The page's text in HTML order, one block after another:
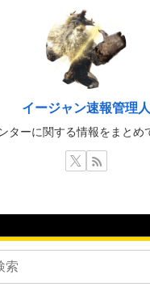
イージャン速報管理人
ターに関する情報をまとめ